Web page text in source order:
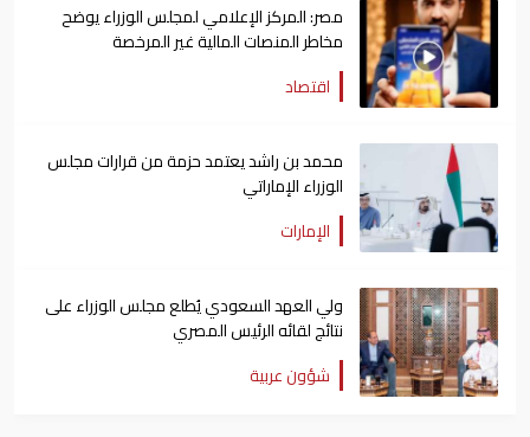
مصر: المركز الإعلامي لمجلس الوزراء يوضح
مخاطر المنصات المالية غير المرخصة
اقتصاد
محمد بن راشد يعتمد حزمة من قرارات مجلس
الوزراء الإماراتي
الإمارات
ولي العهد السعودي يُطلع مجلس الوزراء على
نتائج لقائه الرئيس المصري
شؤون عربية